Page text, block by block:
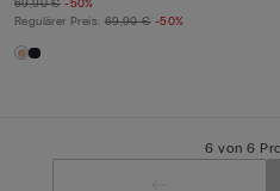
69,90 € -50%
Regulärer Preis: 69,90 € -50%
6 von 6